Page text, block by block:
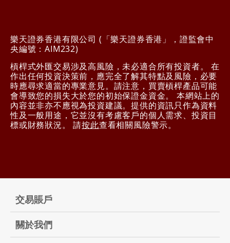
樂天證券香港有限公司 (「樂天證券香港」，證監會中
央編號：AIM232)
槓桿式外匯交易涉及高風險，未必適合所有投資者。 在
作出任何投資決策前，應完全了解其特點及風險，必要
時應尋求適當的專業意見。請注意，買賣槓桿產品可能
會導致您的損失大於您的初始保證金資金。 本網站上的
內容並非亦不應視為投資建議。提供的資訊只作為資料
性及一般用途，它並沒有考慮客戶的個人需求、投資目
標或財務狀況。 請按此查看相關風險警示。
交易賬戶
關於我們